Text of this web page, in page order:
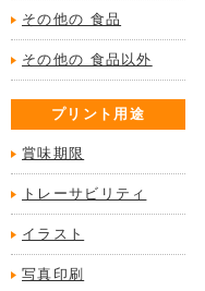
その他の 食品
その他の 食品以外
プリント用途
賞味期限
トレーサビリティ
イラスト
写真印刷